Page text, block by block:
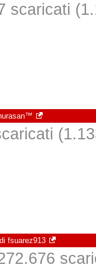
scaricati
di fsuarez913